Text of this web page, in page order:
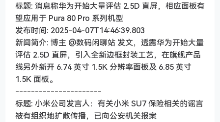
标题: 消息称华为开始大量评估 2.5D 直屏，相应面板有
望应用于 Pura 80 Pro 系列机型
发布时间: 2025-04-07T14:46:39.803
新闻简介: 博主 @数码闲聊站 发文，透露华为开始大量
评估 2.5D 直屏，引入全新边框封装工艺，在旗舰产品
线另外新开 6.74 英寸 1.5K 分辨率面板及 6.85 英寸
1.5K 面板。
----------------------
标题: 小米公司发言人：有关小米 SU7 保险相关的谣言
被有组织地扩散传播，已向公安机关报案